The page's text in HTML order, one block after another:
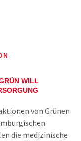
WILL
von Grünen
die medizinische